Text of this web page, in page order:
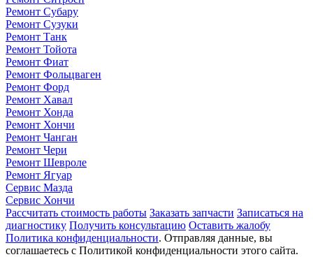
Ремонт Субару
Ремонт Сузуки
Ремонт Танк
Ремонт Тойота
Ремонт Фиат
Ремонт Фольцваген
Ремонт Форд
Ремонт Хавал
Ремонт Хонда
Ремонт Хончи
Ремонт Чанган
Ремонт Чери
Ремонт Шевроле
Ремонт Ягуар
Сервис Мазда
Сервис Хончи
Рассчитать стоимость работы Заказать запчасти Записаться на
диагностику Получить консультацию Оставить жалобу
Политика конфиденциальности. Отправляя данные, вы
соглашаетесь с Политикой конфиденциальности этого сайта.